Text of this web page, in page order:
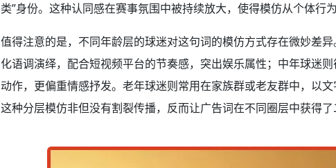
类”身份。这种认同感在赛事氛围中被持续放大，使得模仿从个体行
值得注意的是，不同年龄层的球迷对这句词的模仿方式存在微妙差
化语调演绎，配合短视频平台的节奏感，突出娱乐属性；中年球迷
动作，更偏重情感抒发。老年球迷则常用在家族群或老友群中，以文
这种分层模仿非但没有割裂传播，反而让广告词在不同圈层中获得了